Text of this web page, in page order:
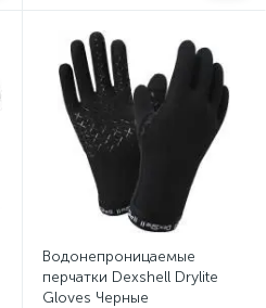
Водонепроницаемые
перчатки Dexshell Drylite
Gloves Черные